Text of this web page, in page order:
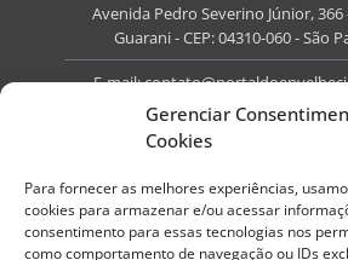
Gerenciar
Cookies
Para fornecer as melhores experiências,
cookies para armazenar e/ou acessar
consentimento para essas tecnologias nos
como comportamento de navegação ou IDs
Avenida Pedro Severino Júnior, 366
Guarani - CEP: 04310-060 - São
E-mail:
Website: